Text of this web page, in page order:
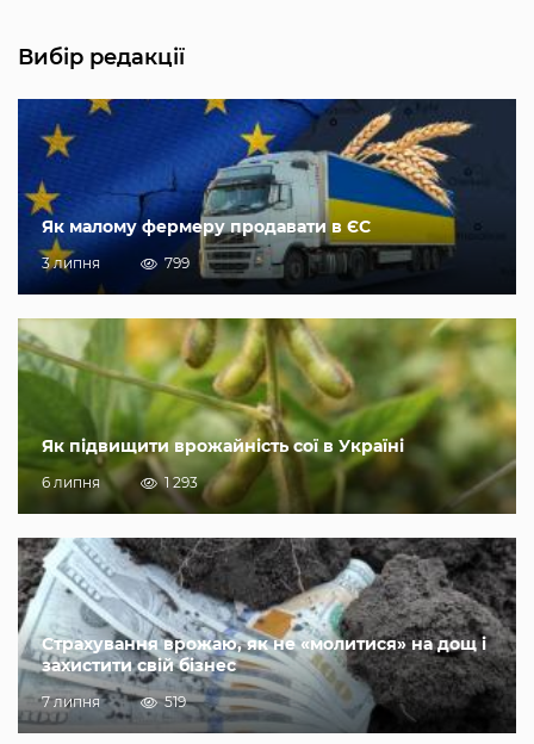
Вибір редакції
Як малому фермеру продавати в ЄС
3 липня 799
Як підвищити врожайність сої в Україні
6 липня 1 293
Страхування врожаю, як не «молитися» на дощ і
захистити свій бізнес
7 липня 519